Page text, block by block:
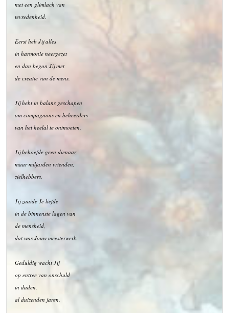
met een glimlach van
tevredenheid.
Eerst heb Jij alles
in harmonie neergezet
en dan begon Jij met
de creatie van de mens.
Jij hebt in balans geschapen
om compagnons en beheerders
van het heelal te ontmoeten.
Jij behoefde geen dienaar,
maar miljarden vrienden,
zielhebbers.
Jij zaaide Je liefde
in de binnenste lagen van
de mensheid,
dat was Jouw meesterwerk.
Geduldig wacht Jij
op entree van onschuld
in daden,
al duizenden jaren.